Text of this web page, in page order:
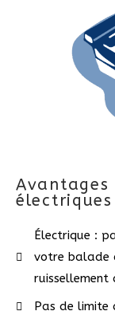
Avantages
électriques
Électrique :
votre balade
ruissellement
Pas de limite